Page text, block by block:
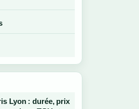
Lyon : durée, prix